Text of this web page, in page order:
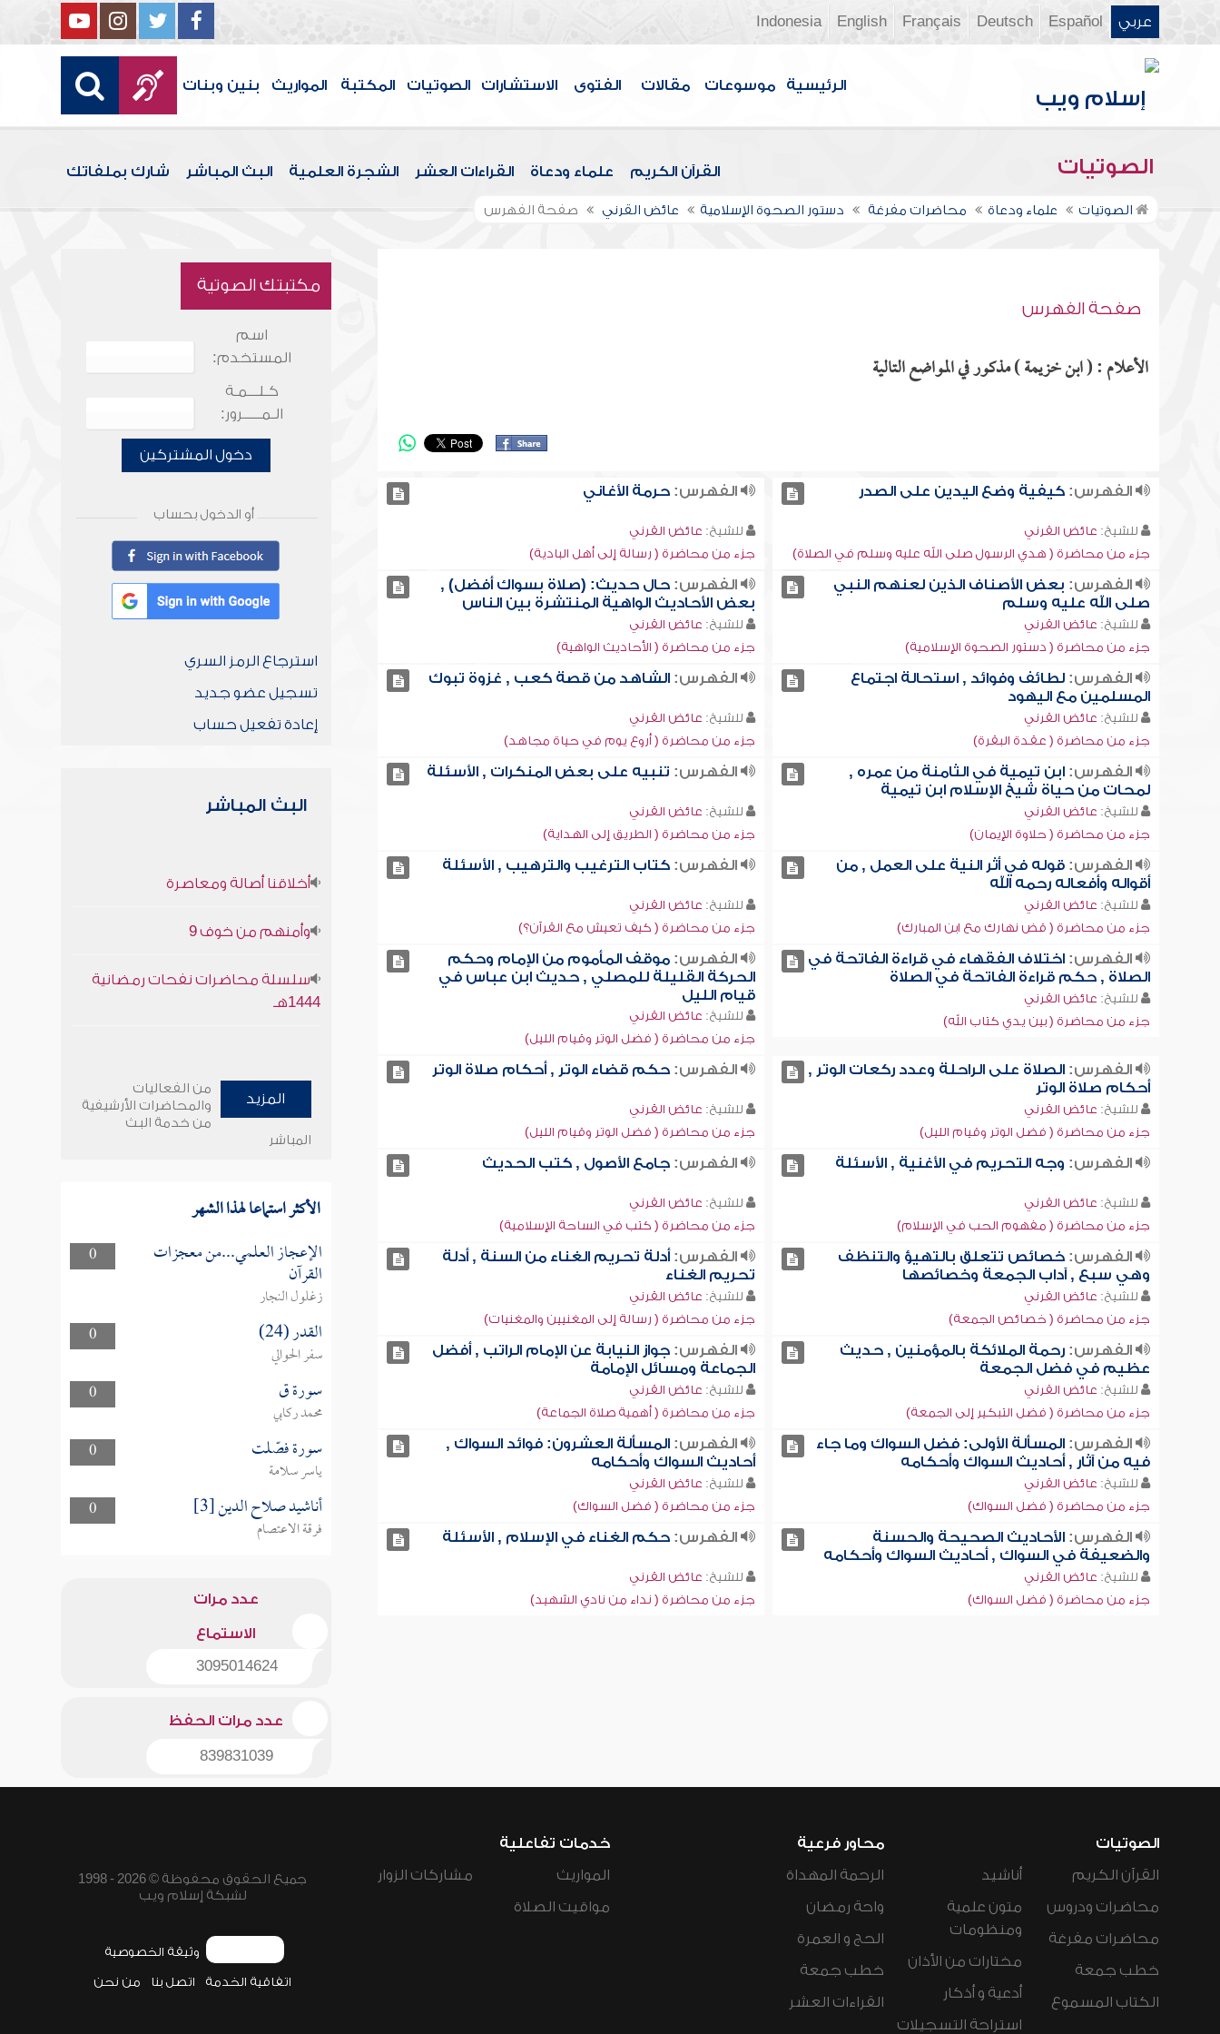
عربي Español
Deutsch
Français
English
Indonesia
الرئيسية موسوعات مقالات الفتوى الاستشارات الصوتيات المكتبة المواريث بنين وبنات
الصوتيات القرآن الكريم علماء ودعاة القراءات العشر الشجرة العلمية البث المباشر شارك بملفاتك
الصوتيات علماء ودعاة محاضرات مفرغة دستور الصحوة الإسلامية عائض القرني صفحة الفهرس
صفحة الفهرس
الأعلام : ( ابن خزيمة ) مذكور في المواضع التالية
الفهرس:كيفية وضع اليدين على الصدر
للشيخ: عائض القرني
جزء من محاضرة ( هدي الرسول صلى الله عليه وسلم في الصلاة)
الفهرس: حرمة الأغاني
للشيخ: عائض القرني
جزء من محاضرة ( رسالة إلى أهل البادية)
الفهرس: بعض الأصناف الذين لعنهم النبي
صلى الله عليه وسلم
للشيخ: عائض القرني
جزء من محاضرة ( دستور الصحوة الإسلامية)
الفهرس: حال حديث: (صلاة بسواك أفضل) ,
بعض الأحاديث الواهية المنتشرة بين الناس
للشيخ: عائض القرني
جزء من محاضرة ( الأحاديث الواهية)
الفهرس:لطائف وفوائد , استحالة اجتماع
المسلمين مع اليهود
للشيخ: عائض القرني
جزء من محاضرة ( عقدة البقرة)
الفهرس: الشاهد من قصة كعب , غزوة تبوك
للشيخ: عائض القرني
جزء من محاضرة ( أروع يوم في حياة مجاهد)
الفهرس:ابن تيمية في الثامنة من عمره ,
لمحات من حياة شيخ الإسلام ابن تيمية
للشيخ: عائض القرني
جزء من محاضرة ( حلاوة الإيمان)
الفهرس: تنبيه على بعض المنكرات , الأسئلة
للشيخ: عائض القرني
جزء من محاضرة ( الطريق إلى الهداية)
الفهرس:قوله في أثر النية على العمل , من
أقواله وأفعاله رحمه الله
للشيخ: عائض القرني
جزء من محاضرة ( قض نهارك مع ابن المبارك)
الفهرس: كتاب الترغيب والترهيب , الأسئلة
للشيخ: عائض القرني
جزء من محاضرة ( كيف تعيش مع القرآن؟)
الفهرس:اختلاف الفقهاء في قراءة الفاتحة في
الصلاة , حكم قراءة الفاتحة في الصلاة
للشيخ: عائض القرني
جزء من محاضرة ( بين يدي كتاب الله)
الفهرس: موقف المأموم من الإمام وحكم
الحركة القليلة للمصلي , حديث ابن عباس في
قيام الليل
للشيخ: عائض القرني
جزء من محاضرة ( فضل الوتر وقيام الليل)
الفهرس:الصلاة على الراحلة وعدد ركعات الوتر ,
أحكام صلاة الوتر
للشيخ: عائض القرني
جزء من محاضرة ( فضل الوتر وقيام الليل)
الفهرس: حكم قضاء الوتر , أحكام صلاة الوتر
للشيخ: عائض القرني
جزء من محاضرة ( فضل الوتر وقيام الليل)
الفهرس: وجه التحريم في الأغنية , الأسئلة
للشيخ: عائض القرني
جزء من محاضرة ( مفهوم الحب في الإسلام)
الفهرس: جامع الأصول , كتب الحديث
للشيخ: عائض القرني
جزء من محاضرة ( كتب في الساحة الإسلامية)
الفهرس:خصائص تتعلق بالتهيؤ والتنظف
وهي سبع , آداب الجمعة وخصائصها
للشيخ: عائض القرني
جزء من محاضرة ( خصائص الجمعة)
الفهرس: أدلة تحريم الغناء من السنة , أدلة
تحريم الغناء
للشيخ: عائض القرني
جزء من محاضرة ( رسالة إلى المغنيين والمغنيات)
الفهرس:رحمة الملائكة بالمؤمنين , حديث
عظيم في فضل الجمعة
للشيخ: عائض القرني
جزء من محاضرة ( فضل التبكير إلى الجمعة)
الفهرس: جواز النيابة عن الإمام الراتب , أفضل
الجماعة ومسائل الإمامة
للشيخ: عائض القرني
جزء من محاضرة ( أهمية صلاة الجماعة)
الفهرس:المسألة الأولى: فضل السواك وما جاء
فيه من آثار , أحاديث السواك وأحكامه
للشيخ: عائض القرني
جزء من محاضرة ( فضل السواك)
الفهرس: المسألة العشرون: فوائد السواك ,
أحاديث السواك وأحكامه
للشيخ: عائض القرني
جزء من محاضرة ( فضل السواك)
الفهرس:الأحاديث الصحيحة والحسنة
والضعيفة في السواك , أحاديث السواك وأحكامه
للشيخ: عائض القرني
جزء من محاضرة ( فضل السواك)
الفهرس: حكم الغناء في الإسلام , الأسئلة
للشيخ: عائض القرني
جزء من محاضرة ( نداء من نادي الشهيد)
مكتبتك الصوتية
اسم
المستخدم:
كـلـــمـة
الـمـــــرور:
دخول المشتركين
أو الدخول بحساب
استرجاع الرمز السري
تسجيل عضو جديد
إعادة تفعيل حساب
البث المباشر
أخلاقنا أصالة ومعاصرة
وأمنهم من خوف 9
سلسلة محاضرات نفحات رمضانية
1444هـ
المزيد
من الفعاليات
والمحاضرات الأرشيفية
من خدمة البث
المباشر
الأكثر استماعا لهذا الشهر
0 الإعجاز العلمي...من معجزات
القرآن
زغلول النجار
0
القدر (24)
سفر الحوالي
0
سورة ق
محمد ركابي
0
سورة فصّلت
ياسر سلامة
0
أناشيد صلاح الدين [3]
فرقة الاعتصام
عدد مرات
الاستماع
3095014624
عدد مرات الحفظ
839831039
الصوتيات
القرآن الكريم
محاضرات ودروس
محاضرات مفرغة
خطب جمعة
الكتاب المسموع
أناشيد
متون علمية
ومنظومات
مختارات من الأذان
أدعية و أذكار
استراحة التسجيلات
محاور فرعية
الرحمة المهداة
واحة رمضان
الحج و العمرة
خطب جمعة
القراءات العشر
خدمات تفاعلية
المواريث
مواقيت الصلاة
مشاركات الزوار
جميع الحقوق محفوظة © 2026 - 1998
لشبكة إسلام ويب
وثيقة الخصوصية
اتفاقية الخدمة اتصل بنا من نحن